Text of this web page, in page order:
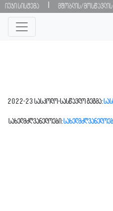
იუჯი სისტემა მშობლის/მოსწავლის
2022-23 სასკოლო-სასწავლო გეგმა:
სახელმძღვანელოები: